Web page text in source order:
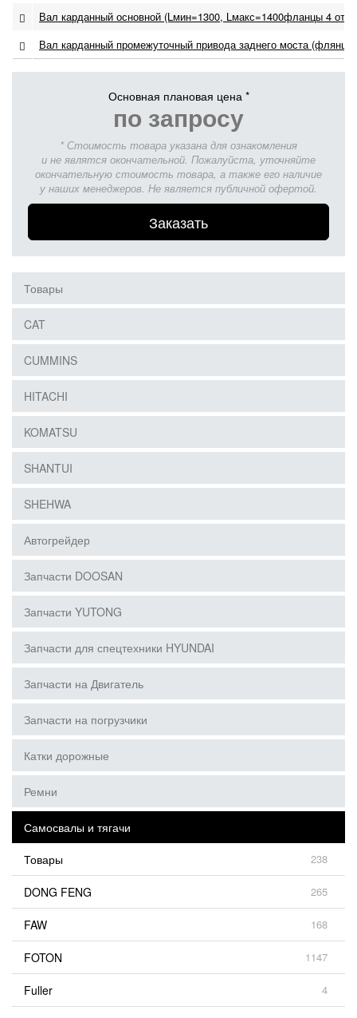
Вал карданный основной (Lмин=1300, Lмакс=1400фланцы 4 отв
Вал карданный промежуточный привода заднего моста
Основная плановая цена *
по запросу
* Стоимость товара указана для ознакомления
и не являтся окончательной. Пожалуйста, уточняйте
окончательную стоимость товара, а также его наличие
у наших менеджеров. Не является публичной офертой.
Заказать
Товары
CAT
CUMMINS
HITACHI
KOMATSU
SHANTUI
SHEHWA
Автогрейдер
Запчасти DOOSAN
Запчасти YUTONG
Запчасти для спецтехники HYUNDAI
Запчасти на Двигатель
Запчасти на погрузчики
Катки дорожные
Ремни
Самосвалы и тягачи
Товары
238
DONG FENG 265
FAW 168
FOTON 1147
Fuller 4